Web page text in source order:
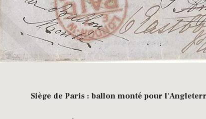
Siège de Paris : ballon monté pour